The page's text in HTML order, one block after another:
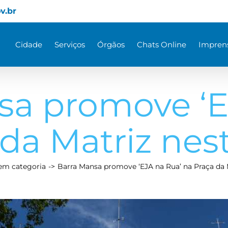
Cidade Serviços Órgãos Chats Online
promove
Matriz
categoria Barra Mansa promove ‘EJA na Rua’ na Praça